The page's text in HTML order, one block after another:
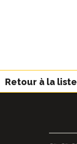
Retour à la liste